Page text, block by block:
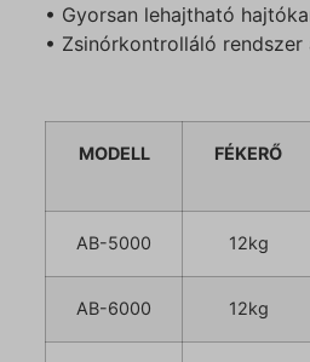
• Gyorsan lehajtható
• Zsinórkontrolláló rendszer
MODELL FÉKERŐ
AB-5000 12kg
AB-6000 12kg